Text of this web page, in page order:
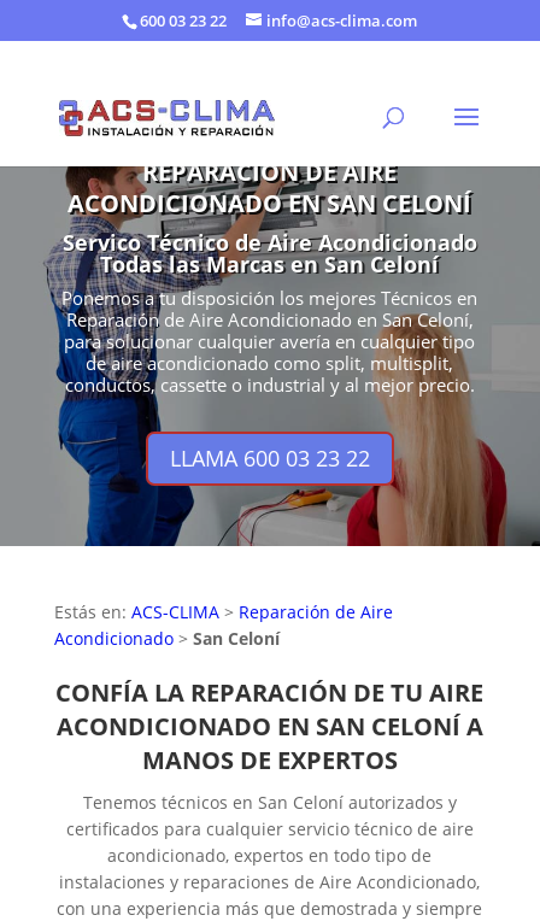
600 03 23 22 info@acs-clima.com
REPARACIÓN DE AIRE
ACONDICIONADO EN SAN CELONÍ
Servico Técnico de Aire Acondicionado
Todas las Marcas en San Celoní
Ponemos a tu disposición los mejores Técnicos en
Reparación de Aire Acondicionado en San Celoní,
para solucionar cualquier avería en cualquier tipo
de aire acondicionado como split, multisplit,
conductos, cassette o industrial y al mejor precio.
LLAMA 600 03 23 22
Estás en: ACS-CLIMA> Reparación de Aire
Acondicionado> San Celoní
CONFÍA LA REPARACIÓN DE TU AIRE
ACONDICIONADO EN SAN CELONÍ A
MANOS DE EXPERTOS
Tenemos técnicos en San Celoní autorizados y
certificados para cualquier servicio técnico de aire
acondicionado, expertos en todo tipo de
instalaciones y reparaciones de Aire Acondicionado,
con una experiencia más que demostrada y siempre